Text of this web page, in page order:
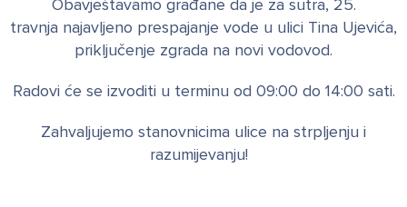
Obavještavamo građane da je za sutra, 25.
travnja najavljeno prespajanje vode u ulici Tina Ujevića,
priključenje zgrada na novi vodovod.
Radovi će se izvoditi u terminu od 09:00 do 14:00 sati.
Zahvaljujemo stanovnicima ulice na strpljenju i
razumijevanju!